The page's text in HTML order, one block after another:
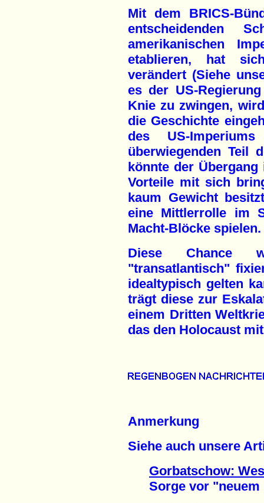
Mit dem BRICS-
entscheidenden
amerikanischen
etablieren, hat
verändert (Siehe
es der US-
Knie zu zwingen,
die Geschichte
des US-
überwiegenden Teil
könnte der
Vorteile mit sich
kaum Gewicht
eine Mittlerrolle im
Macht-Blöcke spielen.
Diese Chance
"transatlantisch"
idealtypisch gelten
trägt diese zur
einem Dritten
das den Holocaust
Anmerkung
Siehe auch unsere
Gorbatschow:
Sorge vor "neuem